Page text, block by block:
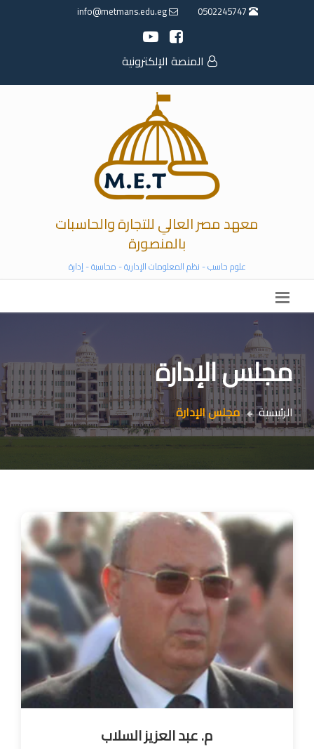
المنصة الإلكترونية
معهد مصر العالي للتجارة والحاسبات
بالمنصورة
علوم حاسب - نظم المعلومات الإدارية - محاسبة - إدارة
مجلس الإدارة
الرئيسية مجلس الإدارة
م. عبد العزيز السلاب